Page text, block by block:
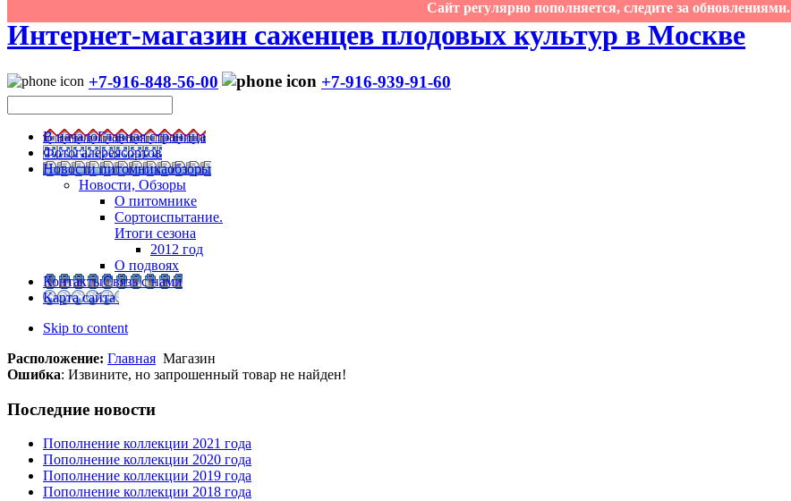
Сайт регулярно пополняется, следите за обновлениями.
Интернет-магазин саженцев плодовых культур в Москве
+7-916-848-56-00 +7-916-939-91-60
В началоГлавная страница
Фотогалереясортов
Новости питомникаобзоры
Новости, Обзоры
О питомнике
Сортоиспытание.
Итоги сезона
2012 год
О подвоях
КонтактыСвязь с нами
Карта сайта
Skip to content
Расположение: Главная Магазин
Ошибка: Извините, но запрошенный товар не найден!
Последние новости
Пополнение коллекции 2021 года
Пополнение коллекции 2020 года
Пополнение коллекции 2019 года
Пополнение коллекции 2018 года